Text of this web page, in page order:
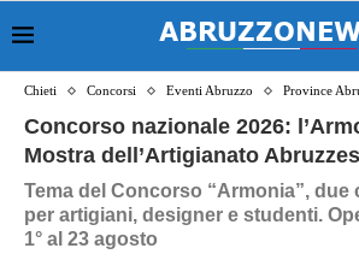
Chieti Concorsi Eventi Abruzzo Province
Concorso nazionale 2026:
Mostra dell’Artigianato
Tema del Concorso “Armonia”, due
per artigiani, designer e studenti.
1° al 23 agosto